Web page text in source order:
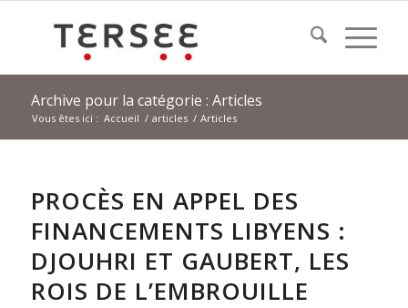
Archive pour la catégorie : Articles
Vous êtes ici : Accueil / articles / Articles
PROCÈS EN APPEL DES
FINANCEMENTS LIBYENS :
DJOUHRI ET GAUBERT, LES
ROIS DE L’EMBROUILLE